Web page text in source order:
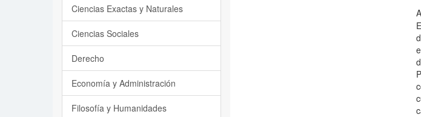
Ciencias Exactas y Naturales
Ciencias Sociales
Derecho
Economía y Administración
Filosofía y Humanidades